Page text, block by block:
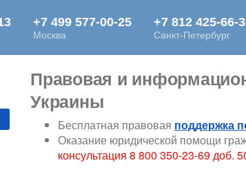
Правовая и
Украины
Бесплатная правовая поддержка
Оказание юридической помощи
консультация 8 800 350-23-69 доб.